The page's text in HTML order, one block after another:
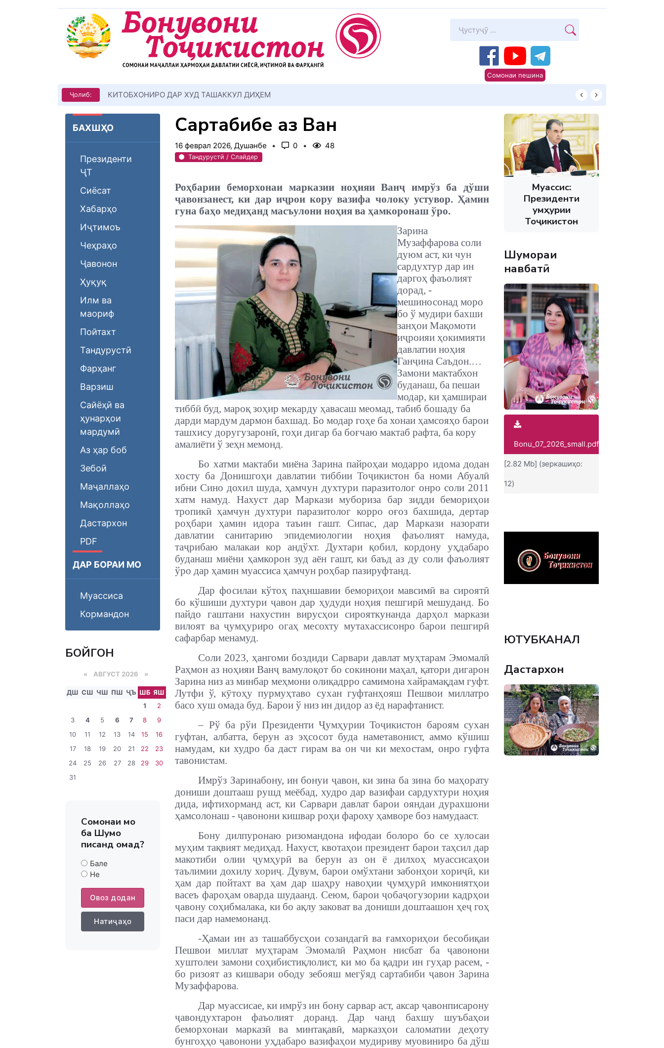
Сомонаи пешина
Ҷолиб: КИТОБХОНИРО ДАР ХУД ТАШАККУЛ ДИҲЕМ
БАХШҲО
Президенти
ҶТ
Сиёсат
Хабарҳо
Иҷтимоъ
Чеҳраҳо
Ҷавонон
Ҳуқуқ
Илм ва
маориф
Пойтахт
Тандурустӣ
Фарҳанг
Варзиш
Сайёҳӣ ва
ҳунарҳои
мардумӣ
Аз ҳар боб
Зебоӣ
Маҷаллаҳо
Мақоллаҳо
Дастархон
PDF
ДАР БОРАИ МО
Муассиса
Кормандон
БОЙГОНӢ
« АВГУСТ 2026 »
ДШ СШ ЧШ ПШ ҶЪ ШБ ЯШ
1
2
3
4 5 6 7 8
9
10
11 12 13 14 15
16
17
18 19 20 21 22
23
24
25 26 27 28 29
30
31
Сомонаи мо
ба Шумо
писанд омад?
Бале
Не
Овоз додан
Натиҷаҳо
Сартабибе аз Ванҷ
16 феврал 2026, Душанбе 0 48
Тандурустӣ / Слайдер
Роҳбарии беморхонаи марказии ноҳияи Ванҷ имрўз ба дўши
ҷавонзанест, ки дар иҷрои кору вазифа чолоку устувор. Ҳамин
гуна баҳо медиҳанд масъулони ноҳия ва ҳамкоронаш ўро.
Зарина
Музаффарова соли
дуюм аст, ки чун
сардухтур дар ин
даргоҳ фаъолият
дорад, -
мешиносонад моро
бо ў мудири бахши
занҳои Мақомоти
иҷроияи ҳокимияти
давлатии ноҳия
Ганҷина Саъдон.…
Замони мактабхон
буданаш, ба пешаи
модар, ки ҳамшираи
тиббӣ буд, мароқ зоҳир мекарду ҳавасаш меомад, табиб бошаду ба
дарди мардум дармон бахшад. Бо модар гоҳе ба хонаи ҳамсояҳо барои
ташхису доругузаронӣ, гоҳи дигар ба боғчаю мактаб рафта, ба кору
амалиёти ў зеҳн мемонд.
Бо хатми мактаби миёна Зарина пайроҳаи модарро идома додан
хосту ба Донишгоҳи давлатии тиббии Тоҷикистон ба номи Абуалӣ
ибни Сино дохил шуда, ҳамчун духтури паразитолог онро соли 2011
хатм намуд. Нахуст дар Маркази мубориза бар зидди бемориҳои
тропикӣ ҳамчун духтури паразитолог корро оғоз бахшида, дертар
роҳбари ҳамин идора таъин гашт. Сипас, дар Маркази назорати
давлатии санитарию эпидемиологии ноҳия фаъолият намуда,
таҷрибаю малакаи кор андўхт. Духтари қобил, кордону уҳдабаро
буданаш миёни ҳамкорон зуд аён гашт, ки баъд аз ду соли фаъолият
ўро дар ҳамин муассиса ҳамчун роҳбар пазируфтанд.
Дар фосилаи кўтоҳ паҳншавии бемориҳои мавсимӣ ва сироятӣ
бо кўшиши духтури ҷавон дар ҳудуди ноҳия пешгирӣ мешуданд. Бо
пайдо гаштани нахустин вирусҳои сирояткунанда дарҳол маркази
вилоят ва ҷумҳуриро огаҳ месохту мутахассисонро барои пешгирӣ
сафарбар менамуд.
Соли 2023, ҳангоми боздиди Сарвари давлат муҳтарам Эмомалӣ
Раҳмон аз ноҳияи Ванҷ вамулоқот бо сокинони маҳал, қатори дигарон
Зарина низ аз минбар меҳмони олиқадрро самимона хайрамақдам гуфт.
Лутфи ў, кӯтоҳу пурмуҳтаво сухан гуфтанҳояш Пешвои миллатро
басо хуш омада буд. Барои ў низ ин дидор аз ёд нарафтанист.
– Рў ба рўи Президенти Ҷумҳурии Тоҷикистон бароям сухан
гуфтан, албатта, берун аз эҳсосот буда наметавонист, аммо кўшиш
намудам, ки худро ба даст гирам ва он чи ки мехостам, онро гуфта
тавонистам.
Имрўз Заринабону, ин бонуи ҷавон, ки зина ба зина бо маҳорату
дониши доштааш рушд меёбад, худро дар вазифаи сардухтури ноҳия
дида, ифтихорманд аст, ки Сарвари давлат барои ояндаи дурахшони
ҳамсолонаш - ҷавонони кишвар роҳи фароху ҳамворе боз намудааст.
Бону дилпуронаю ризомандона ифодаи болоро бо се хулосаи
муҳим тақвият медиҳад. Нахуст, квотаҳои президент барои таҳсил дар
макотиби олии ҷумҳурӣ ва берун аз он ё дилхоҳ муассисаҳои
таълимии дохилу хориҷ. Дувум, барои омўхтани забонҳои хориҷӣ, ки
ҳам дар пойтахт ва ҳам дар шаҳру навоҳии ҷумҳурӣ имкониятҳои
васеъ фароҳам оварда шудаанд. Сеюм, барои ҷобаҷогузории кадрҳои
ҷавону соҳибмалака, ки бо ақлу заковат ва дониши доштаашон ҳеҷ гоҳ
паси дар намемонанд.
-Ҳамаи ин аз ташаббусҳои созандагӣ ва ғамхориҳои бесобиқаи
Пешвои миллат муҳтарам Эмомалӣ Раҳмон нисбат ба ҷавонони
хуштолеи замони соҳибистиқлолист, ки мо ба қадри ин гуҳар расем, -
бо ризоят аз кишвари ободу зебояш мегўяд сартабиби ҷавон Зарина
Музаффарова.
Дар муассисае, ки имрўз ин бону сарвар аст, аксар ҷавонписарону
ҷавондухтарон фаъолият доранд. Дар чанд бахшу шуъбаҳои
беморхонаи марказӣ ва минтақавӣ, марказҳои саломатии деҳоту
бунгоҳҳо ҷавонони уҳдабаро вазифаҳои мудириву муовиниро ба дўш
Муассис:
Президенти
Ҷумҳурии
Тоҷикистон
Шумораи
навбатӣ
Bonu_07_2026_small.pdf
[2.82 Mb] (зеркашиҳо:
12)
ЮТУБКАНАЛ
Дастархон